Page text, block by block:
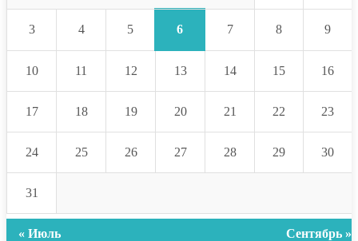
3 4 5 6 7 8 9
10 11 12 13 14 15 16
17 18 19 20 21 22 23
24 25 26 27 28 29 30
31
« Июль Сентябрь »